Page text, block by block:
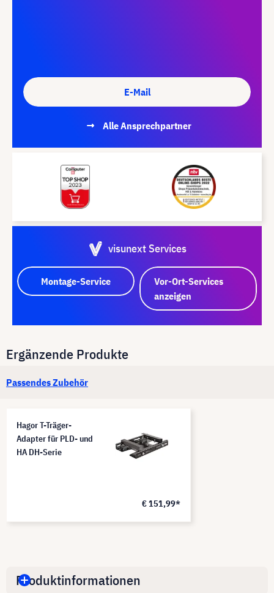
E-Mail
Alle Ansprechpartner
visunext Services
Montage-Service
Vor-Ort-Services
anzeigen
Ergänzende Produkte
Passendes Zubehör
Hagor T-Träger-
Adapter für PLD- und
HA DH-Serie
€ 151,99*
Produktinformationen